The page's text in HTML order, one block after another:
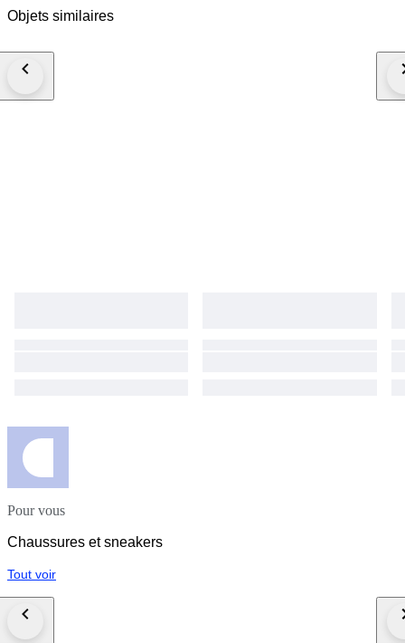
morte di Abloh, la colorway in bianco è stata una delle 47 versioni delle
l'interpretazione chic ma discreta di Abloh della palette di colori. Le Louis
luglio del 2022 per una selezione di clienti esclusivi della Maison Le
Objets similaires
Pour vous
Chaussures et sneakers
Tout voir